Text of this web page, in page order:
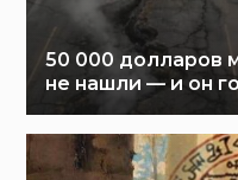
50 000 долларов
не нашли — и он